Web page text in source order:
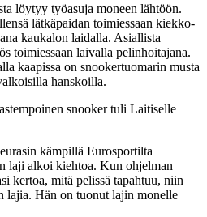
löytyy työasuja moneen lähtöön.
lätkäpaidan toimiessaan kiekko-
kaukalon laidalla. Asiallista
toimiessaan laivalla pelinhoitajana.
kaapissa on snookertuomarin musta
hanskoilla.
snooker tuli Laitiselle
kämpillä Eurosportilta
laji alkoi kiehtoa. Kun ohjelman
kertoa, mitä pelissä tapahtuu, niin
lajia. Hän on tuonut lajin monelle